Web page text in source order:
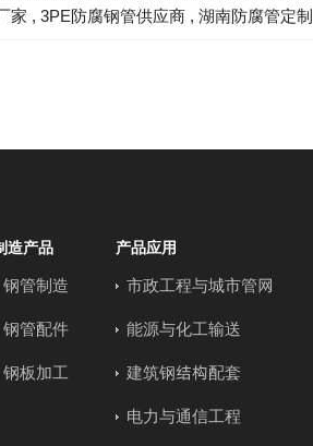
家 ,3PE防腐钢管供应商 ,湖南防腐管定制
造产品
钢管制造
钢管配件
钢板加工
产品应用
市政工程与城市管网
能源与化工输送
建筑钢结构配套
电力与通信工程